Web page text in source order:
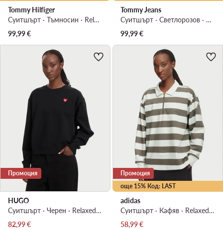
Tommy Hilfiger
Суитшърт · Тъмносин · Relaxed Fit
99,99€
Tommy Jeans
Суитшърт · Светлорозов · Relaxed Fit
99,99€
Промоция
HUGO
Суитшърт · Черен · Relaxed Fit
Актуална цена
82,99€
още 15% Код: LAST
Промоция
adidas
Суитшърт · Кафяв · Relaxed Fit
Актуална цена
58,99€